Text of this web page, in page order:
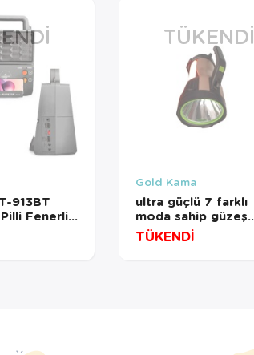
913BT
Fenerli
TÜKENDI
Gold Kama
ultra güçlü 7 farklı
moda sahip güzeş
enerjili powerbank
özellikli el feneri
TÜKENDİ